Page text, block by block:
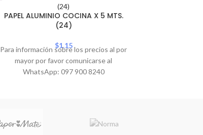
PAPEL ALUMINIO COCINA X 5 MTS.
(24)
$1.15
Para información sobre los precios al por
mayor por favor comunicarse al
WhatsApp: 097 900 8240